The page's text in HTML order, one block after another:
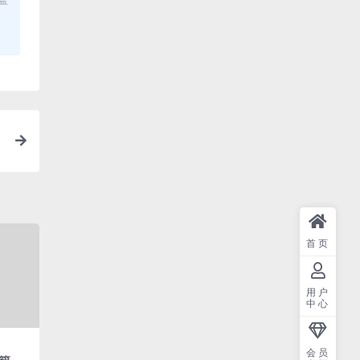
首页
用户
中心
会员